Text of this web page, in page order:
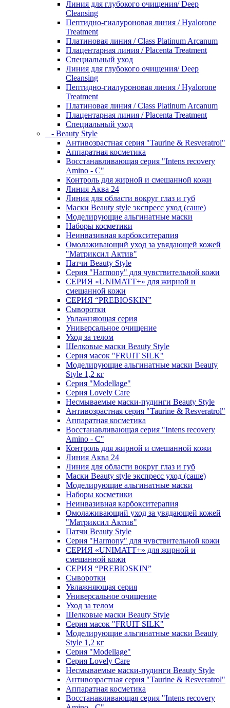
Линия для глубокого очищения/ Deep
Cleansing
Пептидно-гиалуроновая линия / Hyalorone
Treatment
Платиновая линия / Class Platinum Arcanum
Плацентарная линия / Placenta Treatment
Специальный уход
Линия для глубокого очищения/ Deep
Cleansing
Пептидно-гиалуроновая линия / Hyalorone
Treatment
Платиновая линия / Class Platinum Arcanum
Плацентарная линия / Placenta Treatment
Специальный уход
- Beauty Style
Антивозрастная серия "Taurine & Resveratrol"
Аппаратная косметика
Восстанавливающая серия "Intens recovery
Amino - C"
Контроль для жирной и смешанной кожи
Линия Аква 24
Линия для области вокруг глаз и губ
Маски Beauty style экспресс уход (саше)
Моделирующие альгинатные маски
Наборы косметики
Неинвазивная карбокситерапия
Омолаживающий уход за увядающей кожей
"Матриксил Актив"
Патчи Beauty Style
Серия "Harmony" для чувствительной кожи
СЕРИЯ «UNIMATT+» для жирной и
смешанной кожи
СЕРИЯ “PREBIOSKIN”
Сыворотки
Увлажняющая серия
Универсальное очищение
Уход за телом
Шелковые маски Beauty Style
Серия масок "FRUIT SILK"
Моделирующие альгинатные маски Beauty
Style 1,2 кг
Серия "Modellage"
Cерия Lovely Care
Несмываемые маски-пудинги Beauty Style
Антивозрастная серия "Taurine & Resveratrol"
Аппаратная косметика
Восстанавливающая серия "Intens recovery
Amino - C"
Контроль для жирной и смешанной кожи
Линия Аква 24
Линия для области вокруг глаз и губ
Маски Beauty style экспресс уход (саше)
Моделирующие альгинатные маски
Наборы косметики
Неинвазивная карбокситерапия
Омолаживающий уход за увядающей кожей
"Матриксил Актив"
Патчи Beauty Style
Серия "Harmony" для чувствительной кожи
СЕРИЯ «UNIMATT+» для жирной и
смешанной кожи
СЕРИЯ “PREBIOSKIN”
Сыворотки
Увлажняющая серия
Универсальное очищение
Уход за телом
Шелковые маски Beauty Style
Серия масок "FRUIT SILK"
Моделирующие альгинатные маски Beauty
Style 1,2 кг
Серия "Modellage"
Cерия Lovely Care
Несмываемые маски-пудинги Beauty Style
Антивозрастная серия "Taurine & Resveratrol"
Аппаратная косметика
Восстанавливающая серия "Intens recovery